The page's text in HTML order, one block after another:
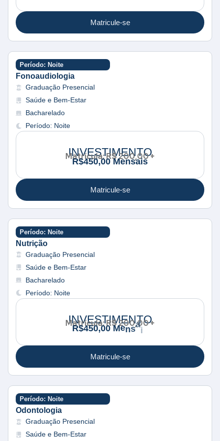
Matricule-se
Período: Noite
Fonoaudiologia
Graduação Presencial
Saúde e Bem-Estar
Bacharelado
Período: Noite
Matricule-se
INVESTIMENTO
Matrícula: R$ 200,00 +
R$450,00 Mensais
Período: Noite
Nutrição
Graduação Presencial
Saúde e Bem-Estar
Bacharelado
Período: Noite
Matricule-se
INVESTIMENTO
Matrícula: R$ 200,00 +
R$450,00 Mensai
Período: Noite
Odontologia
Graduação Presencial
Saúde e Bem-Estar